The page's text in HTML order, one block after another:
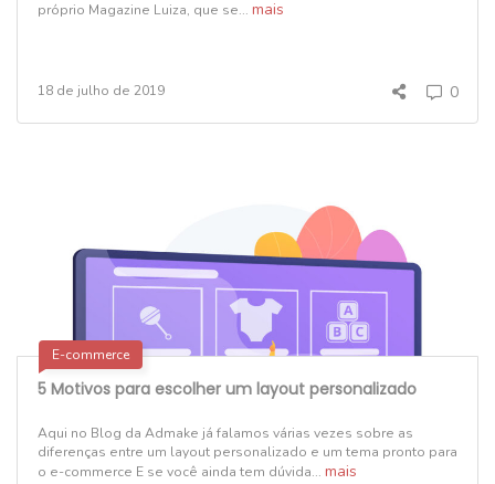
próprio Magazine Luiza, que se... mais
18 de julho de 2019 0
E-commerce
5 Motivos para escolher um layout personalizado
Aqui no Blog da Admake já falamos várias vezes sobre as
diferenças entre um layout personalizado e um tema pronto para
o e-commerce E se você ainda tem dúvida... mais